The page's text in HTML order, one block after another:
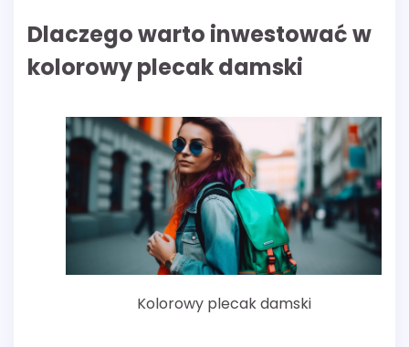
Dlaczego warto inwestować w
kolorowy plecak damski
Kolorowy plecak damski